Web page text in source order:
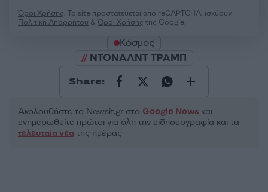
Όροι Χρήσης. Το site προστατεύεται από reCAPTCHA, ισχύουν
Πολιτική Απορρήτου &Όροι Χρήσης της Google.
Κόσμος
ΝΤΟΝΑΛΝΤ ΤΡΑΜΠ
Share:
Ακολουθήστε το Νewsit.gr στο Google News και
ενημερωθείτε πρώτοι για όλη την ειδησεογραφία και τα
τελευταία νέα της ημέρας